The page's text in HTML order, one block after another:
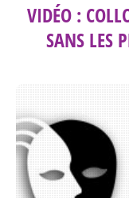
VIDÉO :
SANS LES